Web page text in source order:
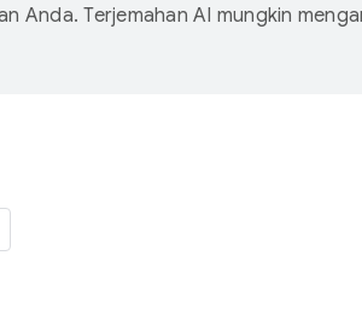
Anda. Terjemahan AI mungkin